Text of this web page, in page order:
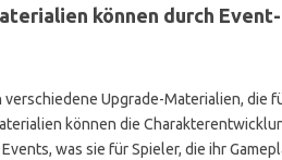
können durch
Upgrade-Materialien, die
können die
was sie für Spieler, die ihr